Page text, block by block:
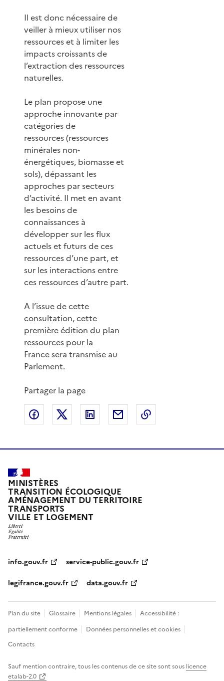
Il est donc nécessaire de
veiller à mieux utiliser nos
ressources et à limiter les
impacts croissants de
l’extraction des ressources
naturelles.
Le plan propose une
approche innovante par
catégories de
ressources (ressources
minérales non-
énergétiques, biomasse et
sols), dépassant les
approches par secteurs
d’activité. Il met en avant
les besoins de
connaissances à
développer sur les flux
actuels et futurs de ces
ressources d’une part, et
sur les interactions entre
ces ressources d’autre part.
A l’issue de cette
consultation, cette
première édition du plan
ressources pour la
France sera transmise au
Parlement.
Partager la page
Partager sur Facebook
Partager sur XPartager sur LinkedIn
Partager par email
MINISTÈRES
TRANSITION ÉCOLOGIQUE
AMÉNAGEMENT DU TERRITOIRE
TRANSPORTS
VILLE ET LOGEMENT
info.gouv.fr
service-public.gouv.fr
legifrance.gouv.fr
data.gouv.fr
Plan du site Glossaire Mentions légales
Accessibilité :
partiellement conforme
Données personnelles et cookies
Contacts
Sauf mention contraire, tous les contenus de ce site sont sous licence
etalab-2.0